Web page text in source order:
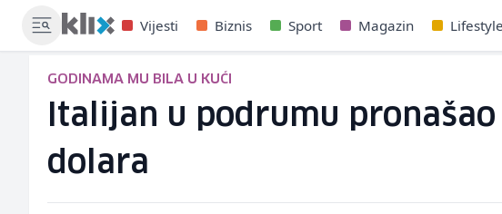
Vijesti Biznis Sport Magazin Lifestyle
GODINAMA MU BILA U KUĆI
Italijan u podrumu
dolara